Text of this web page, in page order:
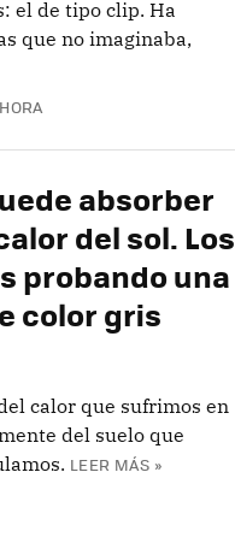
el de tipo clip. Ha
que no imaginaba,
absorber
del sol. Los
probando una
color gris
calor que sufrimos en
del suelo que
LEER MÁS »